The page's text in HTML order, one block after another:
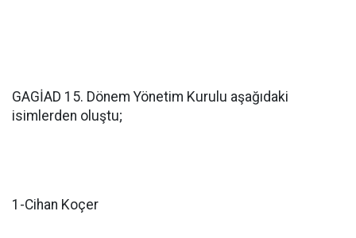
GAGİAD 15. Dönem Yönetim Kurulu aşağıdaki
isimlerden oluştu;
1-Cihan Koçer